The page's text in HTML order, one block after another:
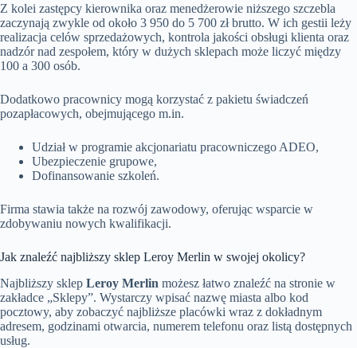
Z kolei zastępcy kierownika oraz menedżerowie niższego szczebla
zaczynają zwykle od około 3 950 do 5 700 zł brutto. W ich gestii leży
realizacja celów sprzedażowych, kontrola jakości obsługi klienta oraz
nadzór nad zespołem, który w dużych sklepach może liczyć między
100 a 300 osób.
Dodatkowo pracownicy mogą korzystać z pakietu świadczeń
pozapłacowych, obejmującego m.in.
Udział w programie akcjonariatu pracowniczego ADEO,
Ubezpieczenie grupowe,
Dofinansowanie szkoleń.
Firma stawia także na rozwój zawodowy, oferując wsparcie w
zdobywaniu nowych kwalifikacji.
Jak znaleźć najbliższy sklep Leroy Merlin w swojej okolicy?
Najbliższy sklep Leroy Merlin możesz łatwo znaleźć na stronie w
zakładce „Sklepy”. Wystarczy wpisać nazwę miasta albo kod
pocztowy, aby zobaczyć najbliższe placówki wraz z dokładnym
adresem, godzinami otwarcia, numerem telefonu oraz listą dostępnych
usług.